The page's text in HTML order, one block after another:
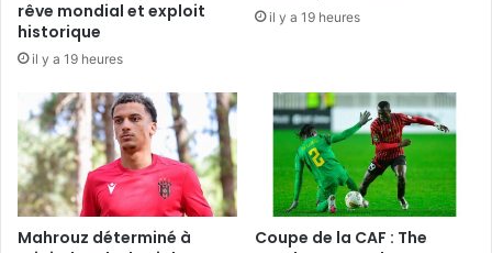
rêve mondial et exploit
historique
il y a 19 heures
il y a 19 heures
Mahrouz déterminé à
Coupe de la CAF : The